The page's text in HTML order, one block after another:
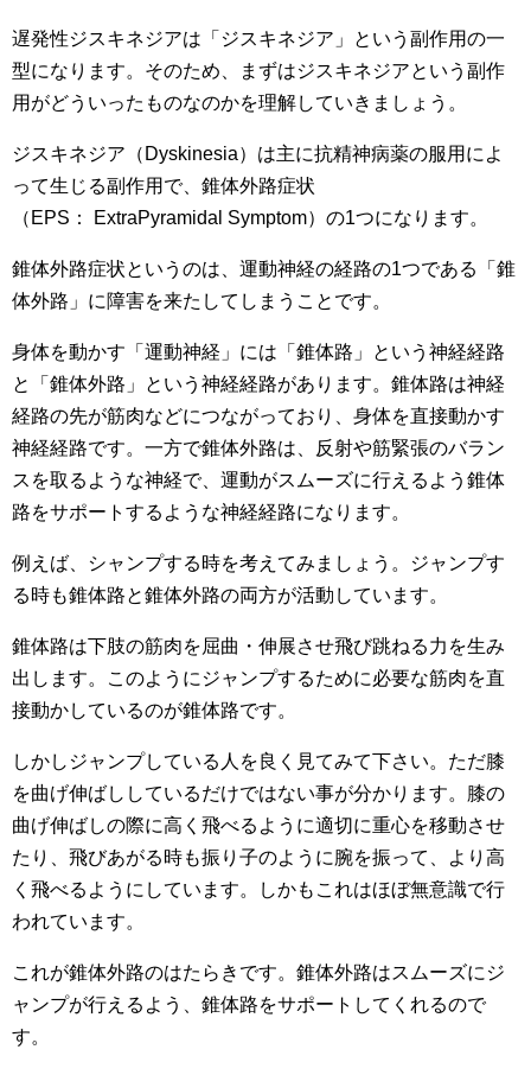
遅発性ジスキネジアは「ジスキネジア」という副作用の一
型になります。そのため、まずはジスキネジアという副作
用がどういったものなのかを理解していきましょう。
ジスキネジア（Dyskinesia）は主に抗精神病薬の服用によ
って生じる副作用で、錐体外路症状
（EPS： ExtraPyramidal Symptom）の1つになります。
錐体外路症状というのは、運動神経の経路の1つである「錐
体外路」に障害を来たしてしまうことです。
身体を動かす「運動神経」には「錐体路」という神経経路
と「錐体外路」という神経経路があります。錐体路は神経
経路の先が筋肉などにつながっており、身体を直接動かす
神経経路です。一方で錐体外路は、反射や筋緊張のバラン
スを取るような神経で、運動がスムーズに行えるよう錐体
路をサポートするような神経経路になります。
例えば、シャンプする時を考えてみましょう。ジャンプす
る時も錐体路と錐体外路の両方が活動しています。
錐体路は下肢の筋肉を屈曲・伸展させ飛び跳ねる力を生み
出します。このようにジャンプするために必要な筋肉を直
接動かしているのが錐体路です。
しかしジャンプしている人を良く見てみて下さい。ただ膝
を曲げ伸ばししているだけではない事が分かります。膝の
曲げ伸ばしの際に高く飛べるように適切に重心を移動させ
たり、飛びあがる時も振り子のように腕を振って、より高
く飛べるようにしています。しかもこれはほぼ無意識で行
われています。
これが錐体外路のはたらきです。錐体外路はスムーズにジ
ャンプが行えるよう、錐体路をサポートしてくれるので
す。